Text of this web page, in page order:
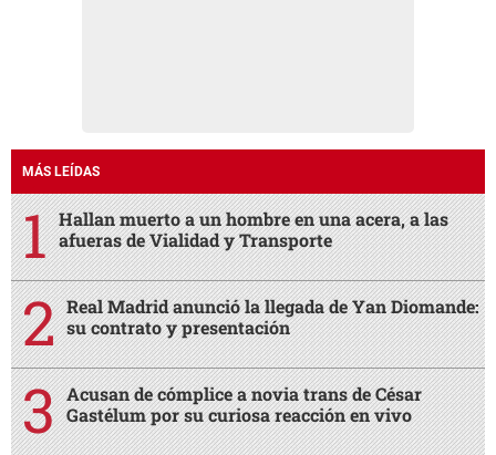
MÁS LEÍDAS
Hallan muerto a un hombre en una acera, a las
afueras de Vialidad y Transporte
Real Madrid anunció la llegada de Yan Diomande:
su contrato y presentación
Acusan de cómplice a novia trans de César
Gastélum por su curiosa reacción en vivo